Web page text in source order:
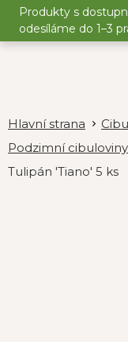
Přejít
obsah
Produkty s
odesíláme do 1–3
Podzimní cibuloviny
Tulipán 'Tiano' 5 ks